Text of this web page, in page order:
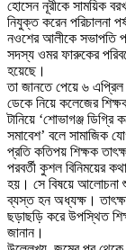
হোসেন নূরীকে সাময়িক
নিযুক্ত করেন পরিচালনা
নওশের আলীকে সভাপতি
সদস্য ওমর ফারুকের
হয়েছে।
তা জানতে পেয়ে ৬ এপ্রিল
ডেকে নিয়ে কলেজের
টানিয়ে ‘শোভাগঞ্জ ডিগ্রি
সমাবেশ’ বলে সামাজিক
প্রতি কতিপয় শিক্ষক
পরবর্তী কুশল বিনিময়ের
হয়। সে বিষয়ে আলোচনা
ব্যস্ত হন অধ্যক্ষ।
ছড়াছড়ি করে উপস্থিত
জানান।